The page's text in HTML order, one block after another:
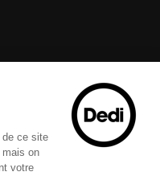
de ce site
mais on
votre